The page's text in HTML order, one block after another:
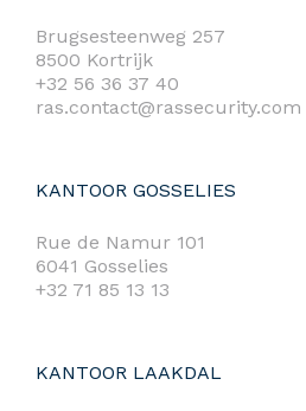
Brugsesteenweg 257
8500 Kortrijk
+32 56 36 37 40
ras.contact@rassecurity.com
KANTOOR GOSSELIES
Rue de Namur 101
6041 Gosselies
+32 71 85 13 13
KANTOOR LAAKDAL